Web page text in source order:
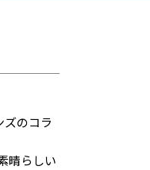
のコラ
晴らしい